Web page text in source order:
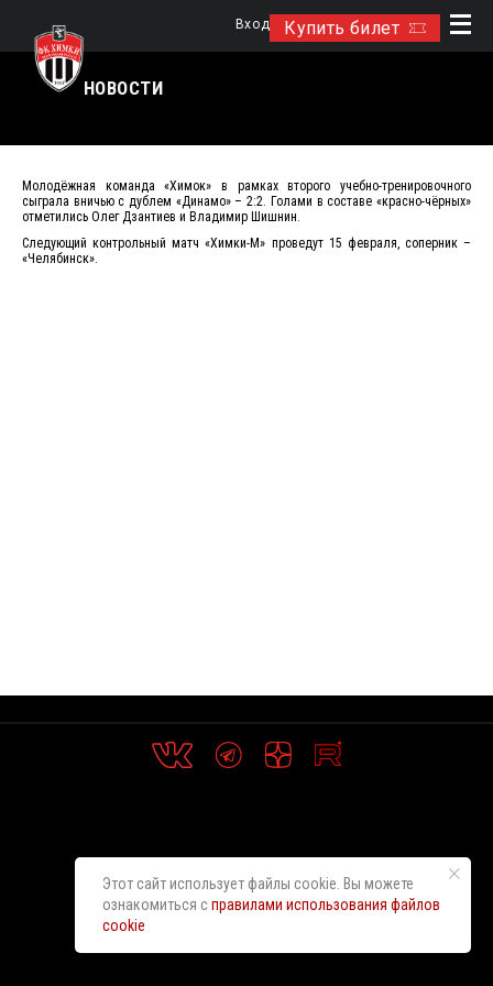
Купить билет
Вход
НОВОСТИ
Молодёжная команда «Химок» в рамках второго учебно-тренировочного
сыграла вничью с дублем «Динамо» – 2:2. Голами в составе «красно-чёрных»
отметились Олег Дзантиев и Владимир Шишнин.
Следующий контрольный матч «Химки-М» проведут 15 февраля, соперник –
«Челябинск».
Этот сайт использует файлы cookie. Вы можете
ознакомиться справилами использования файлов
cookie